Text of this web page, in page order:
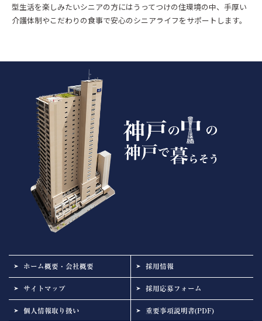
型生活を楽しみたいシニアの方にはうってつけの住環境の中、手厚い
介護体制やこだわりの食事で安心のシニアライフをサポートします。
ホーム概要・会社概要 採用情報
サイトマップ 採用応募フォーム
個人情報取り扱い 重要事項説明書(PDF)